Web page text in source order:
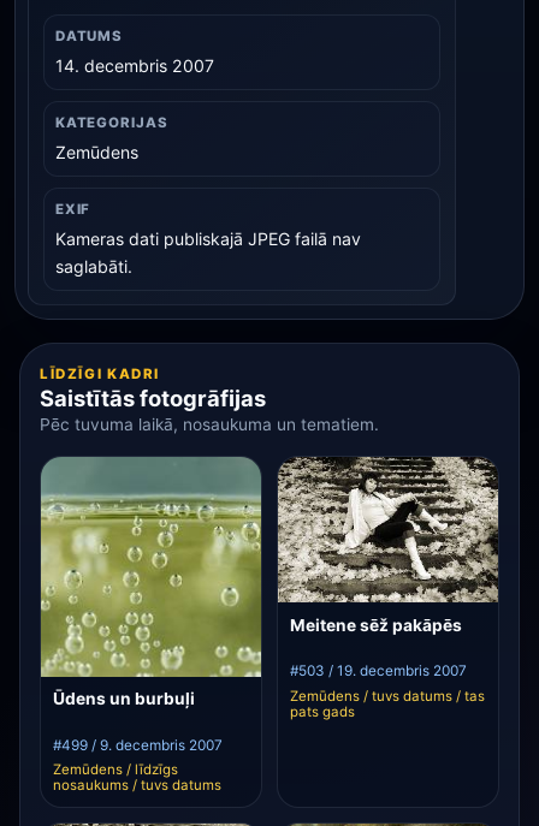
DATUMS
14. decembris 2007
KATEGORIJAS
Zemūdens
EXIF
Kameras dati publiskajā JPEG failā nav
saglabāti.
LĪDZĪGI KADRI
Saistītās fotogrāfijas
Pēc tuvuma laikā, nosaukuma un tematiem.
Ūdens un burbuļi
#499 / 9. decembris 2007
Zemūdens / līdzīgs
nosaukums / tuvs datums
Meitene sēž pakāpēs
#503 / 19. decembris 2007
Zemūdens / tuvs datums / tas
pats gads